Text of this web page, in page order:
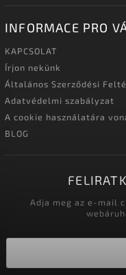
INFORMACE PRO
KAPCSOLAT
Írjon nekünk
Általános Szerződési
Adatvédelmi szabályzat
A cookie használatára
BLOG
Adja meg az e-mail